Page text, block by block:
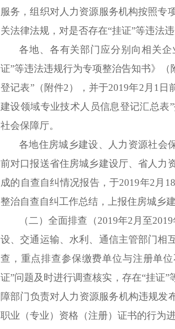
服务，组织对人力资源服务机构按照专
关法律法规，对是否存在“挂证”等违法
各地、各有关部门应分别 向相关企
证”等违法违规行为专项整治告知书》（
登记表”（附件2） ，并于2019年2 月 1 日
建设领域专业技术人员信息登记汇总表
社会保障厅。
各地住房城乡建设、人力资源社会
前对口报送省住房城乡建设厅、省人力
成的自查自纠情况报告，于2019年2 月 18
整治自查自纠工作总结，上报住房城乡
（二）全面排查（2019年2 月至2019
设、交通运输、水利、通信主管部门相
查，重点排查参保缴费单位与注册单
证”问题及时进行调查核实，存在“挂证
障部门负责对人力资源服务机构违规发
职业（专业）资格（注册）证书的行为